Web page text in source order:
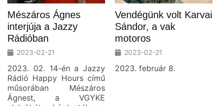
Mészáros Ágnes
interjúja a Jazzy
Rádióban
2023-02-21
2023. 02. 14-én a Jazzy
Rádió Happy Hours című
műsorában Mészáros
Ágnest, a VGYKE
Vendégünk volt Karvai
Sándor, a vak
motoros
2023-02-21
2023. február 8.